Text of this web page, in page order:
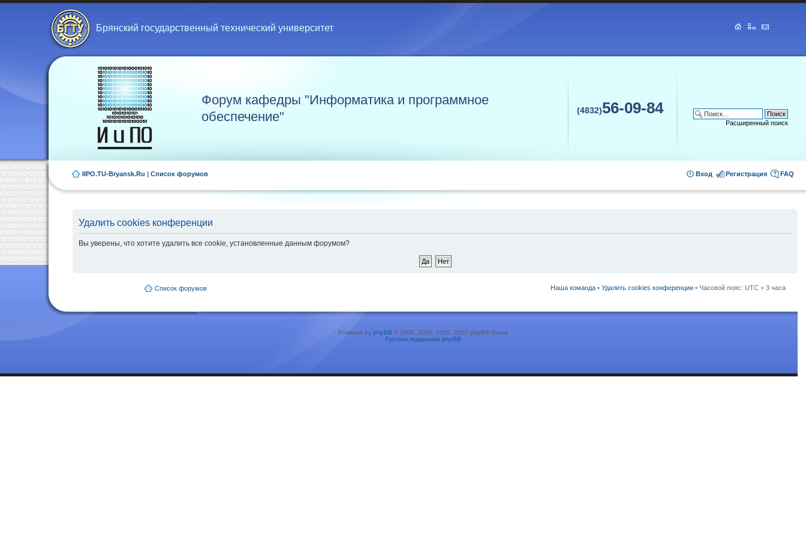
Брянский государственный технический университет
Форум кафедры "Информатика и программное
обеспечение"
(4832)56-09-84
Расширенный поиск
IIPO.TU-Bryansk.Ru | Список форумов FAQ
Регистрация
Вход
Удалить cookies конференции
Вы уверены, что хотите удалить все cookie, установленные данным форумом?
Список форумов Наша команда • Удалить cookies конференции • Часовой пояс: UTC + 3 часа
Powered by phpBB © 2000, 2002, 2005, 2007 phpBB Group
Русская поддержка phpBB